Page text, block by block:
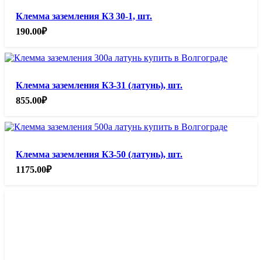
Клемма заземления КЗ 30-1, шт.
190.00₽
Клемма заземления КЗ-31 (латунь), шт.
855.00₽
Клемма заземления КЗ-50 (латунь), шт.
1175.00₽